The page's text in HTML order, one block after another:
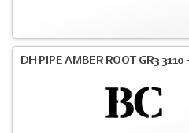
DH PIPE AMBER ROOT GR3 3110